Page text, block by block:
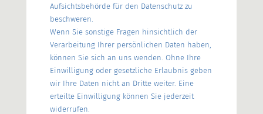
Aufsichtsbehörde für den Datenschutz zu
beschweren.
Wenn Sie sonstige Fragen hinsichtlich der
Verarbeitung Ihrer persönlichen Daten haben,
können Sie sich an uns wenden. Ohne Ihre
Einwilligung oder gesetzliche Erlaubnis geben
wir Ihre Daten nicht an Dritte weiter. Eine
erteilte Einwilligung können Sie jederzeit
widerrufen.